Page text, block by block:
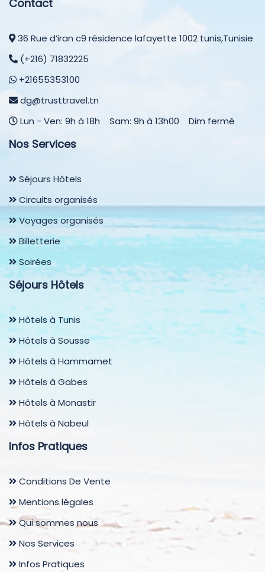
Contact
36 Rue d’iran c9 résidence lafayette 1002 tunis,Tunisie
(+216) 71832225
+21655353100
dg@trusttravel.tn
Lun - Ven: 9h à 18h Sam: 9h à 13h00 Dim fermé
Nos Services
Séjours Hôtels
Circuits organisés
Voyages organisés
Billetterie
Soirées
Séjours Hôtels
Hôtels à Tunis
Hôtels à Sousse
Hôtels à Hammamet
Hôtels à Gabes
Hôtels à Monastir
Hôtels à Nabeul
Infos Pratiques
Conditions De Vente
Mentions légales
Qui sommes nous
Nos Services
Infos Pratiques